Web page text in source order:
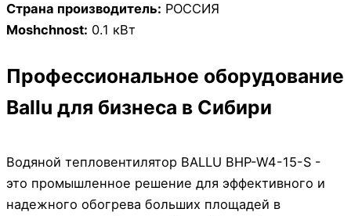
Страна производитель: РОССИЯ
Moshchnost: 0.1 кВт
Профессиональное оборудование
Ballu для бизнеса в Сибири
Водяной тепловентилятор BALLU BHP-W4-15-S -
это промышленное решение для эффективного и
надежного обогрева больших площадей в